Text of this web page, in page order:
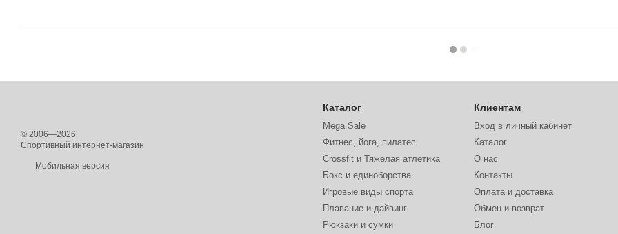
© 2006—2026
Спортивный интернет-магазин
Мобильная версия
Каталог
Mega Sale
Фитнес, йога, пилатес
Crossfit и Тяжелая атлетика
Бокс и единоборства
Игровые виды спорта
Плавание и дайвинг
Рюкзаки и сумки
Клиентам
Вход в личный кабинет
Каталог
О нас
Контакты
Оплата и доставка
Обмен и возврат
Блог